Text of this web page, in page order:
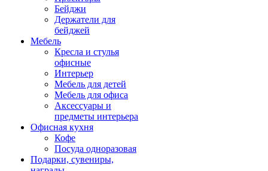
Бейджи
Держатели для
бейджей
Мебель
Кресла и стулья
офисные
Интерьер
Мебель для детей
Мебель для офиса
Аксессуары и
предметы интерьера
Офисная кухня
Кофе
Посуда одноразовая
Подарки, сувениры,